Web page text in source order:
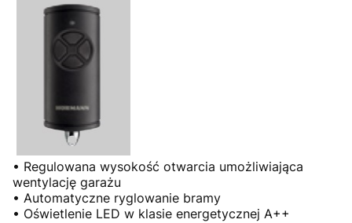
• Regulowana wysokość otwarcia umożliwiająca
wentylację garażu
• Automatyczne ryglowanie bramy
• Oświetlenie LED w klasie energetycznej A++